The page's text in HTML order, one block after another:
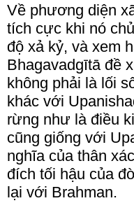
Về phương diện
tích cực khi nó
độ xả kỷ, và xem
Bhagavadgītā đề
không phải là lối
khác với
rừng như là điều
cũng giống với
nghĩa của thân
đích tối hậu của
lại với Brahman.